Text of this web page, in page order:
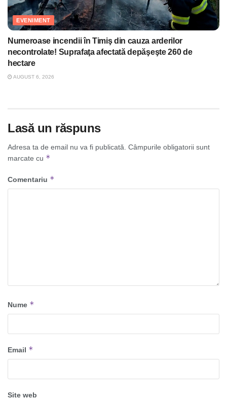
EVENIMENT
Numeroase incendii în Timiş din cauza arderilor
necontrolate! Suprafaţa afectată depăşeşte 260 de
hectare
AUGUST 6, 2026
Lasă un răspuns
Adresa ta de email nu va fi publicată. Câmpurile obligatorii sunt
marcate cu *
Comentariu *
Nume *
Email *
Site web